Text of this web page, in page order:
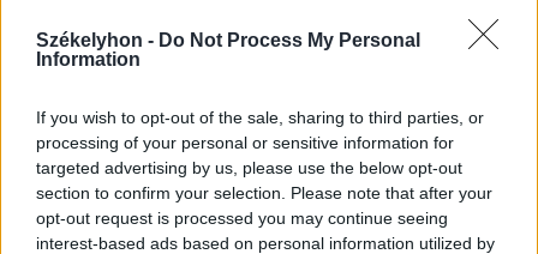
Székelyhon - Do Not Process My Personal
Information
If you wish to opt-out of the sale, sharing to third parties, or
processing of your personal or sensitive information for
targeted advertising by us, please use the below opt-out
section to confirm your selection. Please note that after your
opt-out request is processed you may continue seeing
interest-based ads based on personal information utilized by
2026. augusztus 03., hétfő
Vízszünetre kell számítani
Gyergyószentmiklós egy részén